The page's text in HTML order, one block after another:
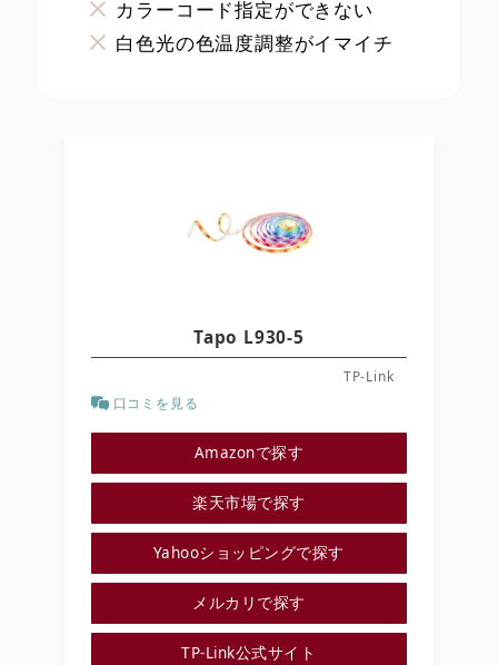
カラーコード指定ができない
白色光の色温度調整がイマイチ
Tapo L930-5
TP-Link
口コミを見る
Amazonで探す
楽天市場で探す
Yahooショッピングで探す
メルカリで探す
TP-Link公式サイト